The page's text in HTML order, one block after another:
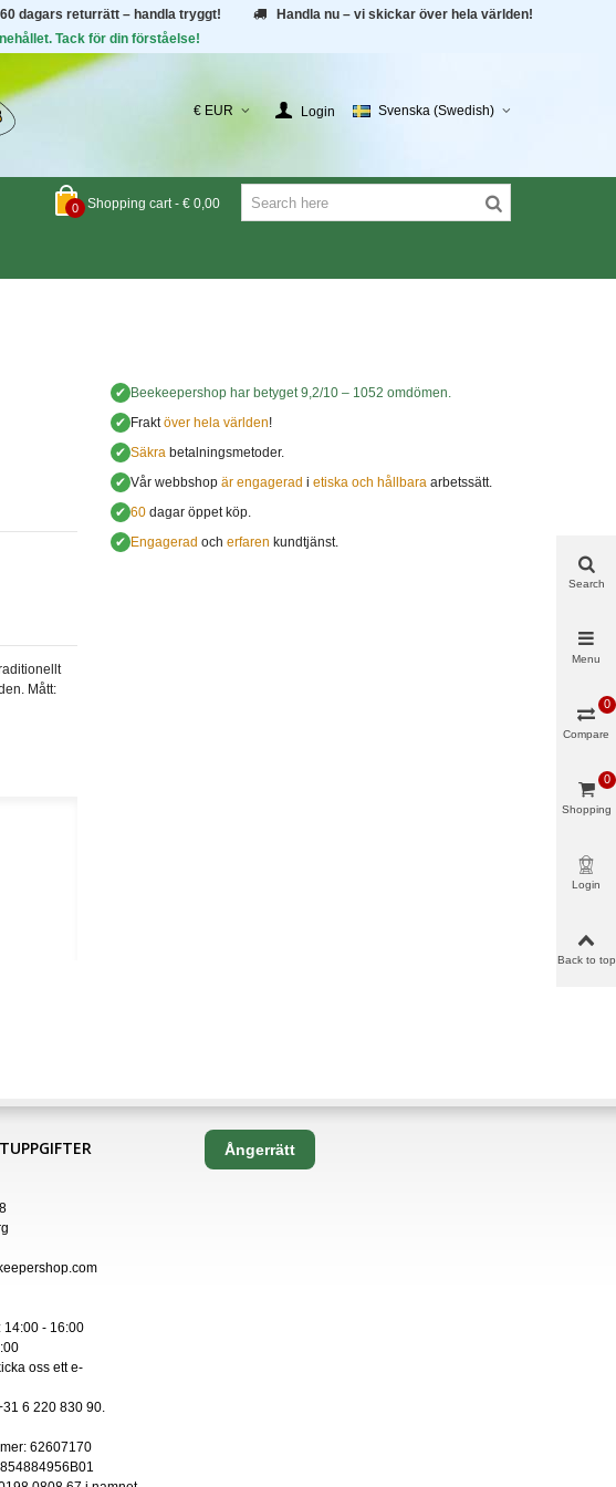
60 dagars returrätt – handla tryggt!
Handla nu – vi skickar över hela världen!
Tack för din förståelse!
€ EUR Login Svenska (Swedish)
0 Shopping cart - € 0,00
Mått:
✔ Beekeepershophar betyget9,2/10 –1052 omdömen.
✔ Fraktöver hela världen!
✔ Säkrabetalningsmetoder.
✔ Vår webbshop är engagerad i etiska och hållbaraarbetssätt.
✔ 60dagar öppet köp.
✔ Engagerad och erfaren kundtjänst.
14:00 - 16:00
oss ette-
6 220 830 90.
62607170
Ångerrätt
Search
Menu
Compare
0
Shopping
0
Login
Back to top